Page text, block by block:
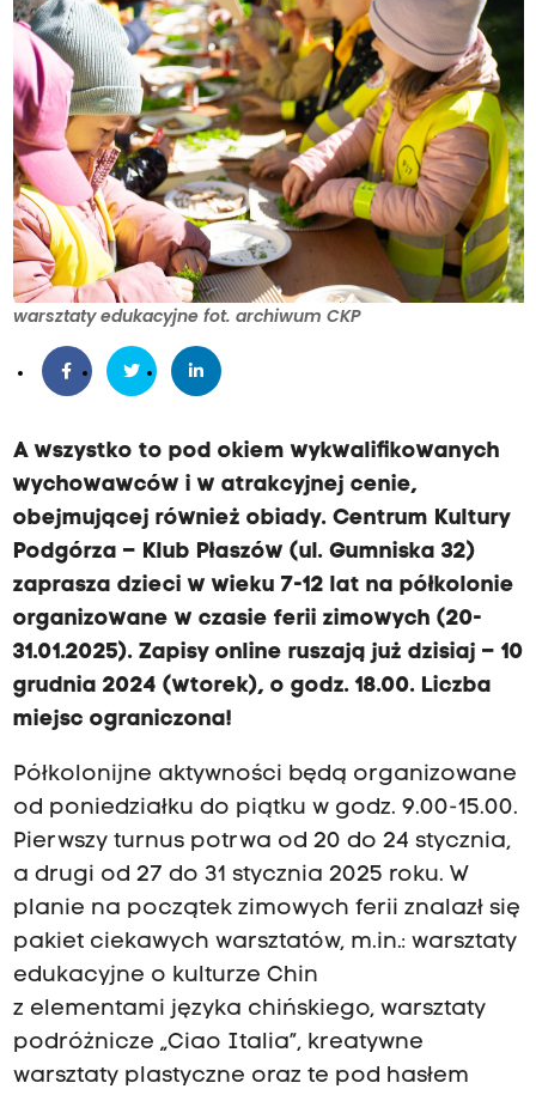
warsztaty edukacyjne fot. archiwum CKP
A wszystko to pod okiem wykwalifikowanych
wychowawców i w atrakcyjnej cenie,
obejmującej również obiady. Centrum Kultury
Podgórza – Klub Płaszów (ul. Gumniska 32)
zaprasza dzieci w wieku 7-12 lat na półkolonie
organizowane w czasie ferii zimowych (20-
31.01.2025). Zapisy online ruszają już dzisiaj – 10
grudnia 2024 (wtorek), o godz. 18.00. Liczba
miejsc ograniczona!
Półkolonijne aktywności będą organizowane
od poniedziałku do piątku w godz. 9.00-15.00.
Pierwszy turnus potrwa od 20 do 24 stycznia,
a drugi od 27 do 31 stycznia 2025 roku. W
planie na początek zimowych ferii znalazł się
pakiet ciekawych warsztatów, m.in.: warsztaty
edukacyjne o kulturze Chin
z elementami języka chińskiego, warsztaty
podróżnicze „Ciao Italia”, kreatywne
warsztaty plastyczne oraz te pod hasłem